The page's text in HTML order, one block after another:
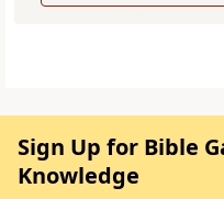
Sign Up for Bible
Knowledge